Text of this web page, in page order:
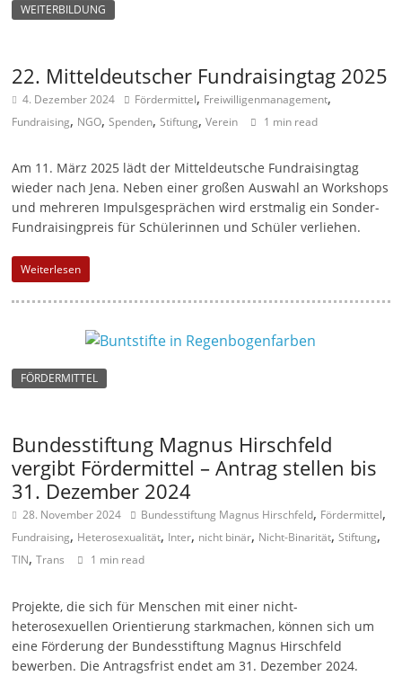
WEITERBILDUNG
22. Mitteldeutscher Fundraisingtag 2025
4. Dezember 2024 Fördermittel, Freiwilligenmanagement,
Fundraising, NGO,Spenden,Stiftung,Verein 1 min read
Am 11. März 2025 lädt der Mitteldeutsche Fundraisingtag
wieder nach Jena. Neben einer großen Auswahl an Workshops
und mehreren Impulsgesprächen wird erstmalig ein Sonder-
Fundraisingpreis für Schülerinnen und Schüler verliehen.
Weiterlesen
FÖRDERMITTEL
Bundesstiftung Magnus Hirschfeld
vergibt Fördermittel – Antrag stellen bis
31. Dezember 2024
28. November 2024 Bundesstiftung Magnus Hirschfeld, Fördermittel,
Fundraising, Heterosexualität, Inter, nicht binär, Nicht-Binarität,Stiftung,
TIN,Trans 1 min read
Projekte, die sich für Menschen mit einer nicht-
heterosexuellen Orientierung starkmachen, können sich um
eine Förderung der Bundesstiftung Magnus Hirschfeld
bewerben. Die Antragsfrist endet am 31. Dezember 2024.